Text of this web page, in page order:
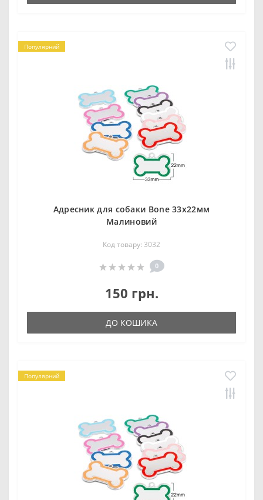
Популярний
Адресник для собаки Bone 33x22мм
Малиновий
Код товару: 3032
0
150 грн.
ДО КОШИКА
Популярний